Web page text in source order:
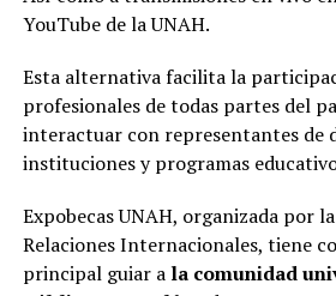
YouTube de la UNAH.
Esta alternativa facilita la
profesionales de todas partes del
interactuar con representantes de
instituciones y programas
Expobecas UNAH, organizada por
Relaciones Internacionales, tiene
principal guiar a la comunidad